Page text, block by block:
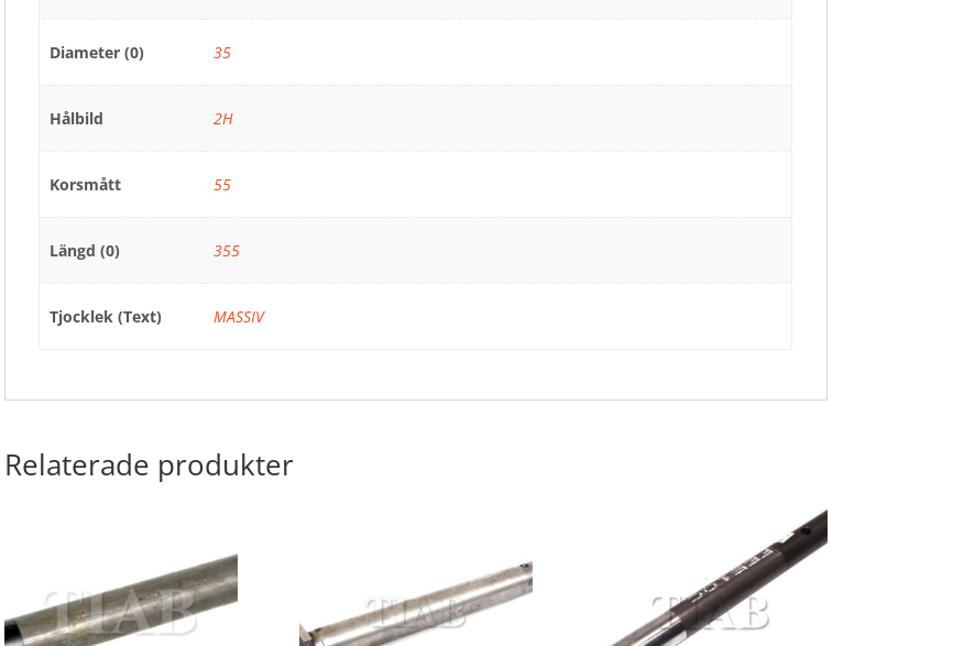
Diameter (0) 35
Hålbild 2H
Korsmått 55
Längd (0) 355
Tjocklek (Text) MASSIV
Relaterade produkter